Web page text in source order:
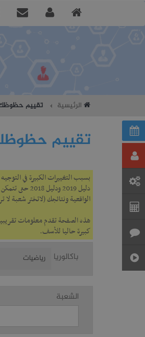
الرئيسية تقييم
تقييم
الواقعية ونتائجك (لاتختر شعبة لا
هذه الصفحة تقدم معلومات
كبيرة حاليا للأسف.
باكالوريا
الشعبة